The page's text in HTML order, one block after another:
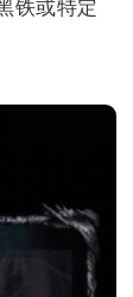
铁或特定